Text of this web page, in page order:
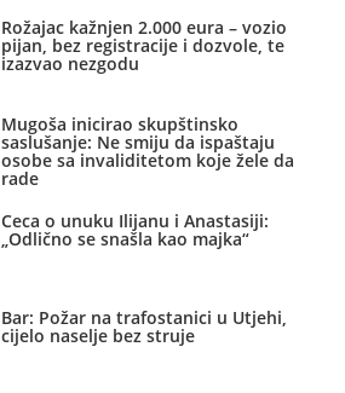
Rožajac kažnjen 2.000 eura – vozio
pijan, bez registracije i dozvole, te
izazvao nezgodu
Mugoša inicirao skupštinsko
saslušanje: Ne smiju da ispaštaju
osobe sa invaliditetom koje žele da
rade
Ceca o unuku Ilijanu i Anastasiji:
„Odlično se snašla kao majka“
Bar: Požar na trafostanici u Utjehi,
cijelo naselje bez struje